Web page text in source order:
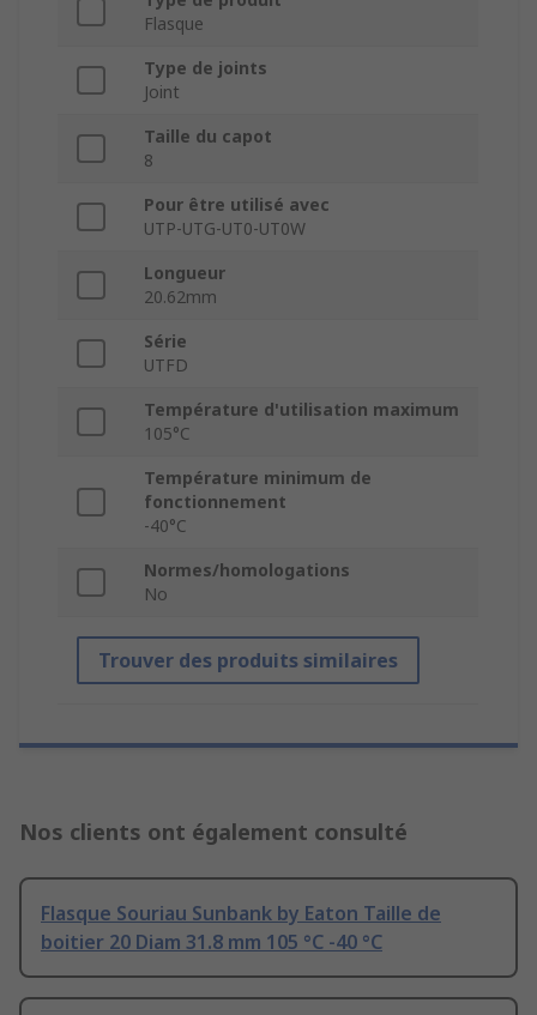
Flasque
Type de joints
Joint
Taille du capot
8
Pour être utilisé avec
UTP-UTG-UT0-UT0W
Longueur
20.62mm
Série
UTFD
Température d'utilisation maximum
105°C
Température minimum de
fonctionnement
-40°C
Normes/homologations
No
Trouver des produits similaires
Nos clients ont également consulté
Flasque Souriau Sunbank by Eaton Taille de
boitier 20 Diam 31.8 mm 105 °C -40 °C